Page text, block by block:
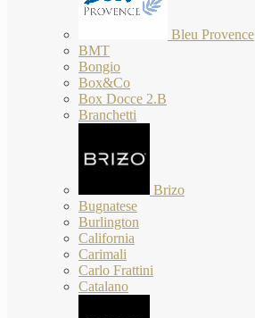
Bleu Provence
BMT
Bongio
Box&Co
Box Docce 2.B
Branchetti
Brizo
Bugnatese
Burlington
California
Carimali
Carlo Frattini
Catalano